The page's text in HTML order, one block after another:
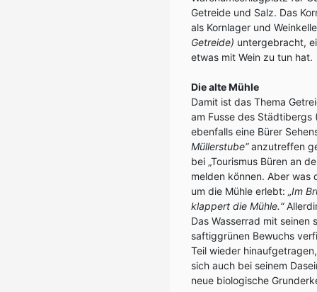
Getreide und Salz. Das
als Kornlager und
Getreide) untergebracht,
etwas mit Wein zu tun hat.
Die alte Mühle
Damit ist das Thema
am Fusse des Städtibergs
ebenfalls eine Bürer
Müllerstube“anzutreffen
bei „Tourismus Büren an
melden können. Aber was
um die Mühle erlebt: „Im
klappert die Mühle.“
Das Wasserrad mit seinen
saftiggrünen Bewuchs
Teil wieder
sich auch bei seinem
neue biologische